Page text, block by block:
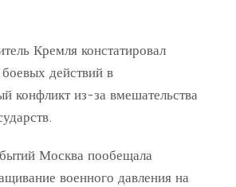
Кремля констатировал
действий в
конфликт из-за вмешательства
Москва пообещала
военного давления на